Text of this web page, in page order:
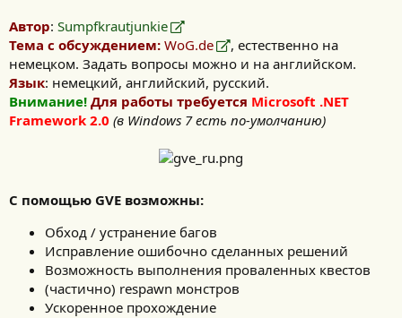
Автор: Sumpfkrautjunkie
Тема с обсуждением: WoG.de
, естественно на
немецком. Задать вопросы можно и на английском.
Язык: немецкий, английский, русский.
Внимание! Для работы требуется Microsoft .NET
Framework 2.0 (в Windows 7 есть по-умолчанию)
С помощью GVE возможны:
Обход / устранение багов
Исправление ошибочно сделанных решений
Возможность выполнения проваленных квестов
(частично) respawn монстров
Ускоренное прохождение